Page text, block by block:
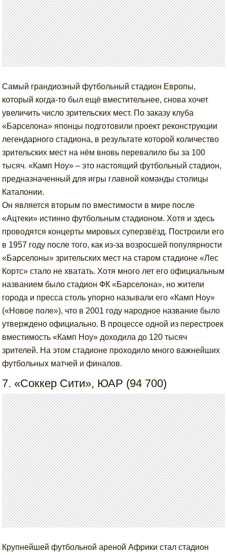
Самый грандиозный футбольный стадион Европы,
который когда-то был ещё вместительнее, снова хочет
увеличить число зрительских мест. По заказу клуба
«Барселона» японцы подготовили проект реконструкции
легендарного стадиона, в результате которой количество
зрительских мест на нём вновь перевалило бы за 100
тысяч. «Камп Ноу» – это настоящий футбольный стадион,
предназначенный для игры главной команды столицы
Каталонии.
Он является вторым по вместимости в мире после
«Ацтеки» истинно футбольным стадионом. Хотя и здесь
проводятся концерты мировых суперзвёзд. Построили его
в 1957 году после того, как из-за возросшей популярности
«Барселоны» зрительских мест на старом стадионе «Лес
Кортс» стало не хватать. Хотя много лет его официальным
названием было стадион ФК «Барселона», но жители
города и пресса столь упорно называли его «Камп Ноу»
(«Новое поле»), что в 2001 году народное название было
утверждено официально. В процессе одной из перестроек
вместимость «Камп Ноу» доходила до 120 тысяч
зрителей. На этом стадионе проходило много важнейших
футбольных матчей и финалов.
7. «Соккер Сити», ЮАР (94 700)
Крупнейшей футбольной ареной Африки стал стадион